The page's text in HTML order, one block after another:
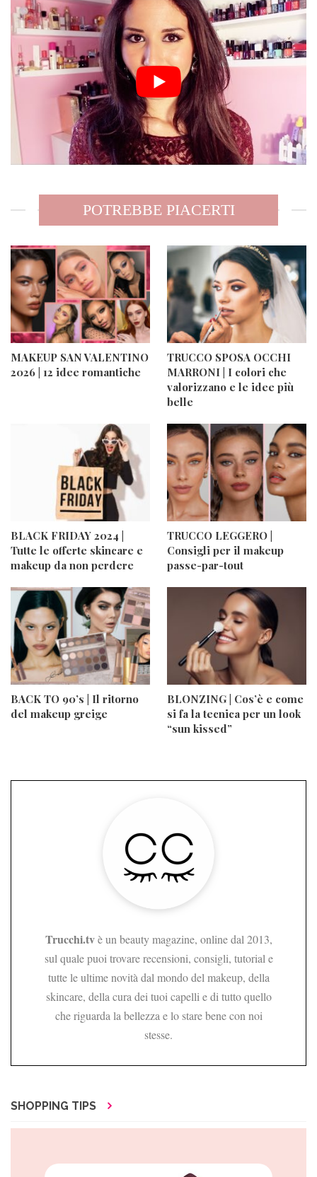
POTREBBE PIACERTI
MAKEUP SAN VALENTINO
2026 | 12 idee romantiche
TRUCCO SPOSA OCCHI
MARRONI | I colori che
valorizzano e le idee più
belle
BLACK FRIDAY 2024 |
Tutte le offerte skincare e
makeup da non perdere
TRUCCO LEGGERO |
Consigli per il makeup
passe-par-tout
BACK TO 90’s | Il ritorno
del makeup greige
BLONZING | Cos’è e come
si fa la tecnica per un look
“sun kissed”
Trucchi.tvè un beauty magazine, online dal 2013,
sul quale puoi trovare recensioni, consigli, tutorial e
tutte le ultime novità dal mondo del makeup, della
skincare, della cura dei tuoi capelli e di tutto quello
che riguarda la bellezza e lo stare bene con noi
stesse.
SHOPPING TIPS